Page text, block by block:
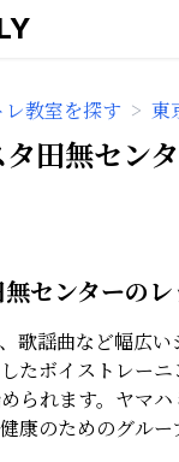
レ教室を探す > 東
田無セン
センターの
歌謡曲など幅広
たボイストレー
られます。ヤマ
康のためのグルー